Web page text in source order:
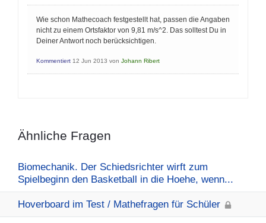
Wie schon Mathecoach festgestellt hat, passen die Angaben
nicht zu einem Ortsfaktor von 9,81 m/s^2. Das solltest Du in
Deiner Antwort noch berücksichtigen.
Kommentiert 12 Jun 2013 von Johann Ribert
Ähnliche Fragen
Biomechanik. Der Schiedsrichter wirft zum
Spielbeginn den Basketball in die Hoehe, wenn...
Hoverboard im Test / Mathefragen für Schüler